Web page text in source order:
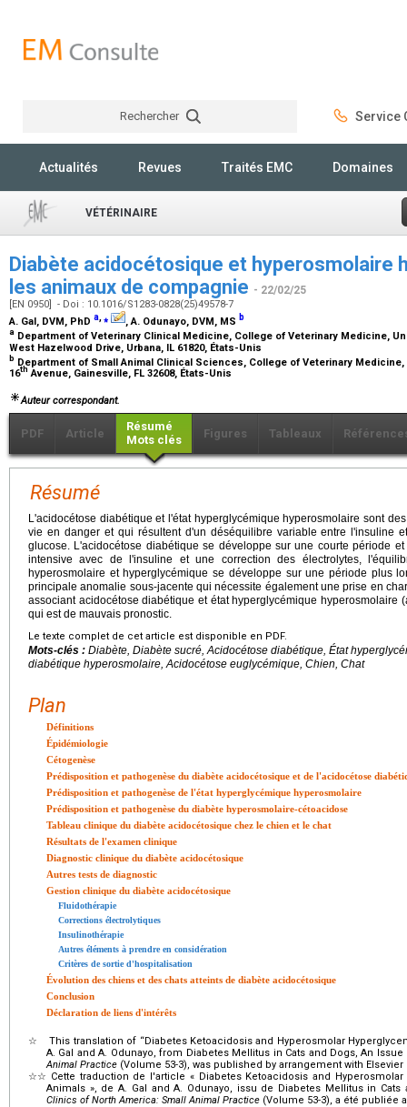
Rechercher Service
Actualités Revues Traités EMC Domaines
VÉTÉRINAIRE
Diabète acidocétosique et hyperosmolaire
les animaux de compagnie - 22/02/25
[EN 0950] - Doi : 10.1016/S1283-0828(25)49578-7
A. Gal, DVM, PhD a,⁎ , A. Odunayo, DVM, MS b
a Department of Veterinary Clinical Medicine, College of Veterinary Medicine,
West Hazelwood Drive, Urbana, IL 61820, États-Unis
b Department of Small Animal Clinical Sciences, College of Veterinary
16th Avenue, Gainesville, FL 32608, États-Unis
Auteur correspondant.
PDF Article
Résumé
Mots clés
Figures Tableaux
Résumé
L'acidocétose diabétique et l'état hyperglycémique hyperosmolaire sont
vie en danger et qui résultent d'un déséquilibre variable entre l'insuline
glucose. L'acidocétose diabétique se développe sur une courte période
intensive avec de l'insuline et une correction des électrolytes,
hyperosmolaire et hyperglycémique se développe sur une période plus
principale anomalie sous-jacente qui nécessite également une prise en
associant acidocétose diabétique et état hyperglycémique hyperosmolaire
qui est de mauvais pronostic.
Le texte complet de cet article est disponible en PDF.
Mots-clés : Diabète, Diabète sucré, Acidocétose diabétique, État
diabétique hyperosmolaire, Acidocétose euglycémique, Chien, Chat
Plan
Définitions
Épidémiologie
Cétogenèse
Prédisposition et pathogenèse du diabète acidocétosique et de l'acidocétose
Prédisposition et pathogenèse de l'état hyperglycémique hyperosmolaire
Prédisposition et pathogenèse du diabète hyperosmolaire-cétoacidose
Tableau clinique du diabète acidocétosique chez le chien et le chat
Résultats de l'examen clinique
Diagnostic clinique du diabète acidocétosique
Autres tests de diagnostic
Gestion clinique du diabète acidocétosique
Fluidothérapie
Corrections électrolytiques
Insulinothérapie
Autres éléments à prendre en considération
Critères de sortie d'hospitalisation
Évolution des chiens et des chats atteints de diabète acidocétosique
Conclusion
Déclaration de liens d'intérêts
☆
This translation of “Diabetes Ketoacidosis and Hyperosmolar
A. Gal and A. Odunayo, from Diabetes Mellitus in Cats and Dogs, An
Animal Practice (Volume 53-3), was published by arrangement with Elsevier
☆☆ Cette traduction de l'article « Diabetes Ketoacidosis and
Animals », de A. Gal and A. Odunayo, issu de Diabetes Mellitus in
Clinics of North America: Small Animal Practice (Volume 53-3), a été publiée